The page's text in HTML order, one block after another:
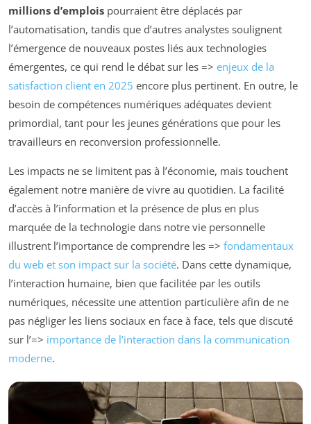
millions d’emplois pourraient être déplacés par
l’automatisation, tandis que d’autres analystes soulignent
l’émergence de nouveaux postes liés aux technologies
émergentes, ce qui rend le débat sur les => enjeux de la
satisfaction client en 2025 encore plus pertinent. En outre, le
besoin de compétences numériques adéquates devient
primordial, tant pour les jeunes générations que pour les
travailleurs en reconversion professionnelle.
Les impacts ne se limitent pas à l’économie, mais touchent
également notre manière de vivre au quotidien. La facilité
d’accès à l’information et la présence de plus en plus
marquée de la technologie dans notre vie personnelle
illustrent l’importance de comprendre les => fondamentaux
du web et son impact sur la société. Dans cette dynamique,
l’interaction humaine, bien que facilitée par les outils
numériques, nécessite une attention particulière afin de ne
pas négliger les liens sociaux en face à face, tels que discuté
sur l’=> importance de l’interaction dans la communication
moderne.